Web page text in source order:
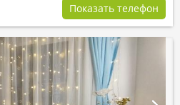
Показать телефон